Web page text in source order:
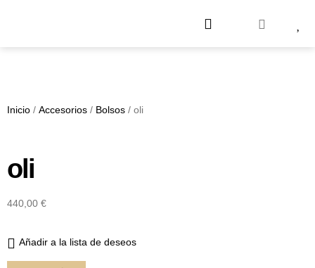
Inicio / Accesorios / Bolsos / oli
oli
440,00 €
Añadir a la lista de deseos